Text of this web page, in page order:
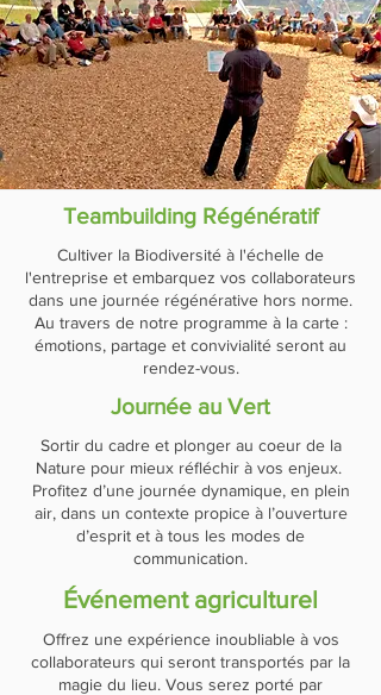
Teambuilding Régénératif
Cultiver la Biodiversité à l'échelle de
l'entreprise et embarquez vos collaborateurs
dans une journée régénérative hors norme.
Au travers de notre programme à la carte :
émotions, partage et convivialité seront au
rendez-vous.
Journée au Vert
Sortir du cadre et plonger au coeur de la
Nature pour mieux réfléchir à vos enjeux.
Profitez d’une journée dynamique, en plein
air, dans un contexte propice à l’ouverture
d’esprit et à tous les modes de
communication.
Événement agriculturel
Offrez une expérience inoubliable à vos
collaborateurs qui seront transportés par la
magie du lieu. Vous serez porté par